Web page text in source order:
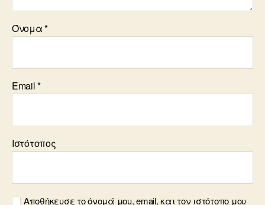
Όνομα*
Email*
Ιστότοπος
Αποθήκευσε το όνομά μου, email, και τον ιστότοπο μου